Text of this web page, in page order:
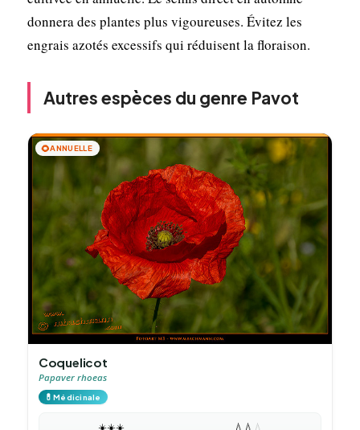
donnera des plantes plus vigoureuses. Évitez les
engrais azotés excessifs qui réduisent la floraison.
Autres espèces du genre Pavot
🌻ANNUELLE
Coquelicot
Papaver rhoeas
💊Médicinale
☀️☀️☀️ 💧 💧 💧